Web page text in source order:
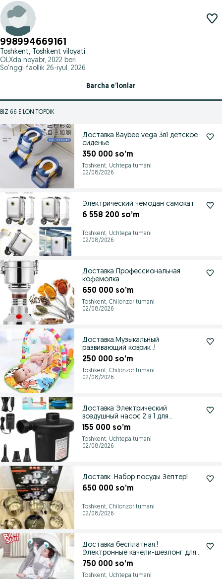
998994669161
Toshkent, Toshkent viloyati
OLXda noyabr, 2022 beri
So'nggi faollik 26-iyul, 2026
Barcha e’lonlar
BIZ 66 E'LON TOPDIK
Доставка Baybee vega 3в1 детское
сиденье
350 000 so’m
Toshkent, Uchtepa tumani
02/08/2026
Электрический чемодан самокат
6 558 200 so’m
Toshkent, Uchtepa tumani
02/08/2026
Доставка Профессиональная
кофемолка.
650 000 so’m
Toshkent, Chilonzor tumani
02/08/2026
Доставка.Музыкальный
развивающий коврик .!
250 000 so’m
Toshkent, Chilonzor tumani
02/08/2026
Доставка Электрический
воздушный насос 2 в 1 для
надувания и сдувания
155 000 so’m
Toshkent, Uchtepa tumani
02/08/2026
Доставк .Набор посуды Зептер!
650 000 so’m
Toshkent, Chilonzor tumani
02/08/2026
Доставка бесплатная.!
Электронные качели-шезлонг для
детей
750 000 so’m
Toshkent, Uchtepa tumani